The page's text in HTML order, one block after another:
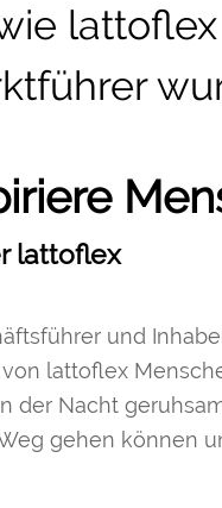
lattoflex
und
lattoflex
der Nacht
gehen können